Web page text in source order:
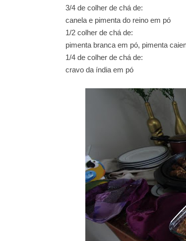
3/4 de colher de chá de:
canela e pimenta do reino em pó
1/2 colher de chá de:
pimenta branca em pó, pimenta
1/4 de colher de chá de:
cravo da índia em pó